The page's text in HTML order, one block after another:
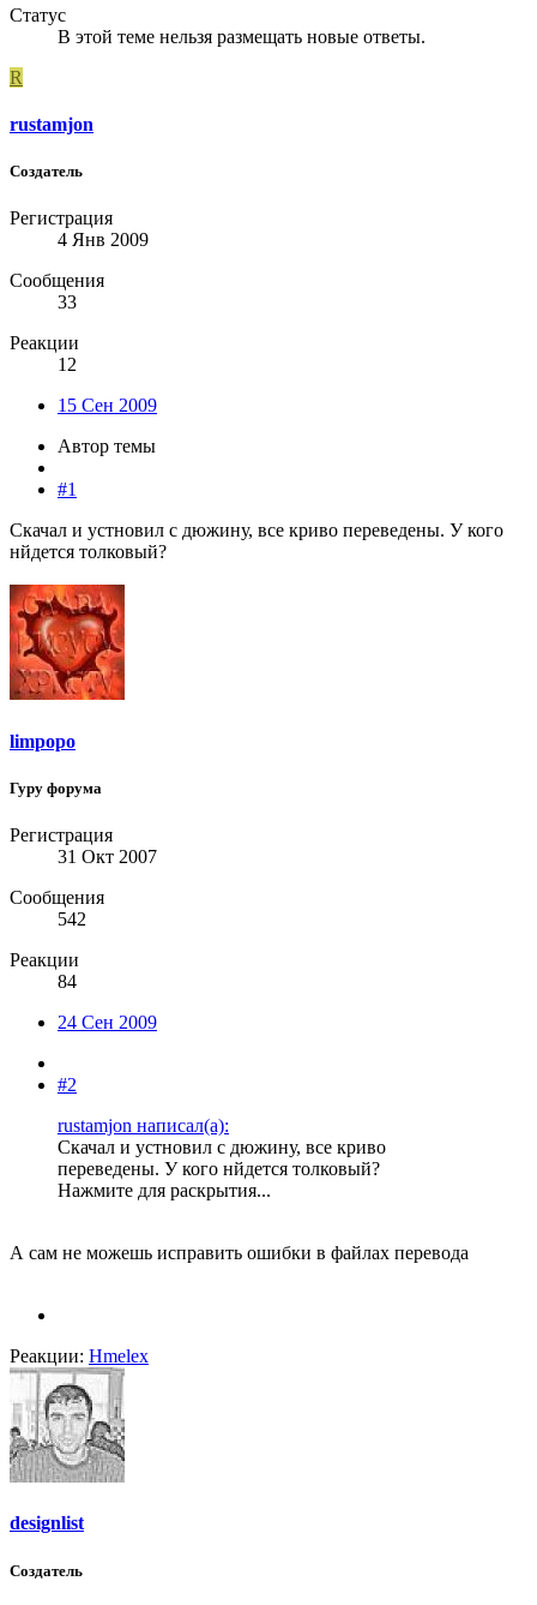
Статус
В этой теме нельзя размещать новые ответы.
R
rustamjon
Создатель
Регистрация
4 Янв 2009
Сообщения
33
Реакции
12
15 Сен 2009
Автор темы
#1
Скачал и устновил с дюжину, все криво переведены. У кого
нйдется толковый?
limpopo
Гуру форума
Регистрация
31 Окт 2007
Сообщения
542
Реакции
84
24 Сен 2009
#2
rustamjon написал(а):
Скачал и устновил с дюжину, все криво
переведены. У кого нйдется толковый?
Нажмите для раскрытия...
А сам не можешь исправить ошибки в файлах перевода
Реакции: Hmelex
designlist
Создатель